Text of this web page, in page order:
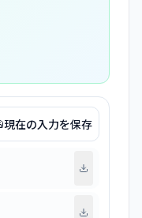
現在の入力を保存